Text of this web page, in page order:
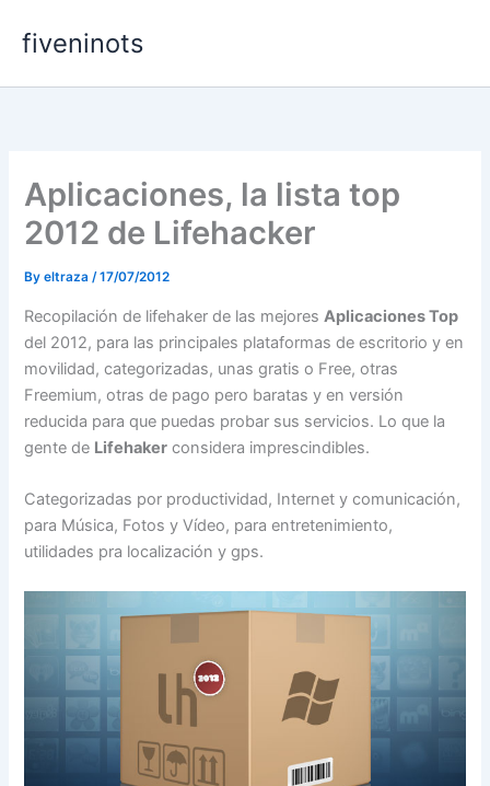
fiveninots
Aplicaciones, la lista top
2012 de Lifehacker
Byeltraza/17/07/2012
Recopilación de lifehaker de las mejoresAplicacionesTop
del 2012, para las principales plataformas de escritorio y en
movilidad, categorizadas, unas gratis o Free, otras
Freemium, otras de pago pero baratas y en versión
reducida para que puedas probar sus servicios. Lo que la
gente de Lifehaker considera imprescindibles.
Categorizadas por productividad, Internet y comunicación,
para Música, Fotos y Vídeo, para entretenimiento,
utilidades pra localización y gps.